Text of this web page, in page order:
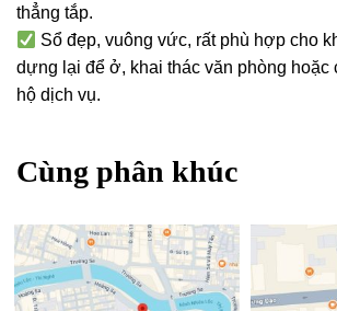
thẳng tắp.
Sổ đẹp, vuông vức, rất phù hợp cho
dựng lại để ở, khai thác văn phòng hoặc
hộ dịch vụ.
Cùng phân khúc